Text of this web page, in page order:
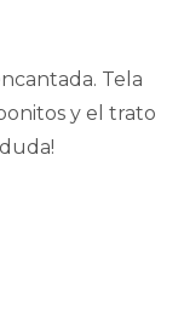
Tela
y el trato